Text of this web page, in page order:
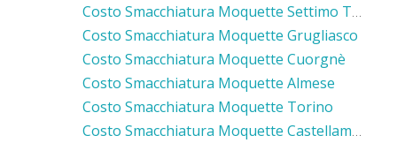
Costo Smacchiatura Moquette Settimo Torinese
Costo Smacchiatura Moquette Grugliasco
Costo Smacchiatura Moquette Cuorgnè
Costo Smacchiatura Moquette Almese
Costo Smacchiatura Moquette Torino
Costo Smacchiatura Moquette Castellamonte